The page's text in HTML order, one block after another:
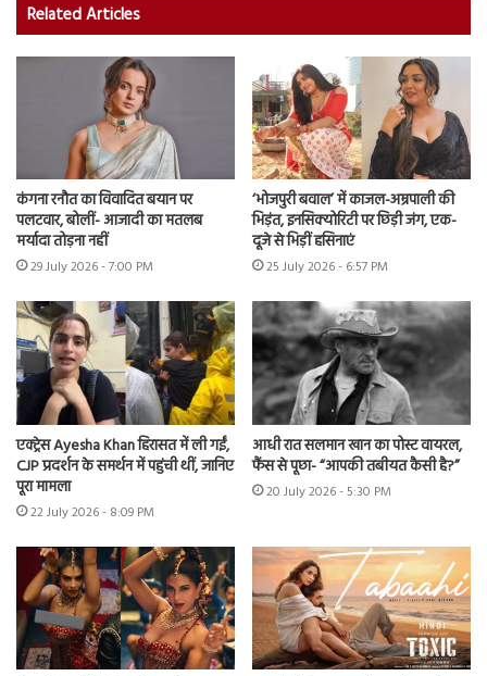
Related Articles
कंगना रनौत का विवादित बयान पर
पलटवार, बोलीं- आजादी का मतलब
मर्यादा तोड़ना नहीं
29 July 2026 - 7:00 PM
‘भोजपुरी बवाल’ में काजल-अम्रपाली की
भिड़ंत, इनसिक्योरिटी पर छिड़ी जंग, एक-
दूजे से भिड़ीं हसिनाएं
25 July 2026 - 6:57 PM
एक्ट्रेस Ayesha Khan हिरासत में ली गईं,
CJP प्रदर्शन के समर्थन में पहुंची थीं, जानिए
पूरा मामला
22 July 2026 - 8:09 PM
आधी रात सलमान खान का पोस्ट वायरल,
फैंस से पूछा- “आपकी तबीयत कैसी है?”
20 July 2026 - 5:30 PM